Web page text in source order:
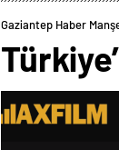
Gaziantep Haber